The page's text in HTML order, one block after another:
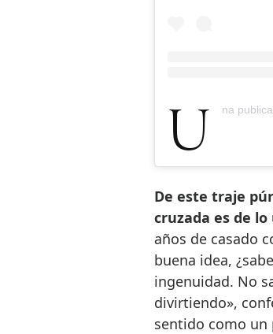
Una
De este traje
cruzada es de
años de casado
buena idea,
ingenuidad. No
divirtiendo»,
sentido como un